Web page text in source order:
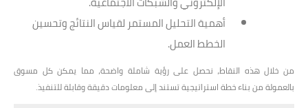
أهمية التحليل المستمر لقياس النتائج وتحسين
الخطط العمل.
من خلال هذه النقاط، نحصل على رؤية شاملة واضحة، مما يمكن كل مسوق
بالعمولة من بناء خطة استراتيجية تستند إلى معلومات دقيقة وقابلة للتنفيذ.